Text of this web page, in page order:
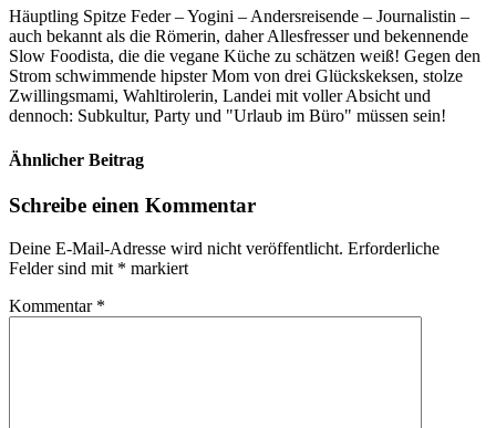
Häuptling Spitze Feder – Yogini – Andersreisende – Journalistin –
auch bekannt als die Römerin, daher Allesfresser und bekennende
Slow Foodista, die die vegane Küche zu schätzen weiß! Gegen den
Strom schwimmende hipster Mom von drei Glückskeksen, stolze
Zwillingsmami, Wahltirolerin, Landei mit voller Absicht und
dennoch: Subkultur, Party und "Urlaub im Büro" müssen sein!
Ähnlicher Beitrag
Schreibe einen Kommentar
Deine E-Mail-Adresse wird nicht veröffentlicht. Erforderliche
Felder sind mit * markiert
Kommentar *